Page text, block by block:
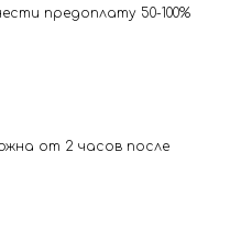
предоплату 50-100%
от 2 часов после